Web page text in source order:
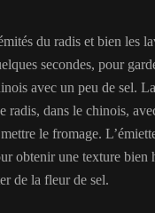
du radis et bien les
secondes, pour
avec un peu de sel.
radis, dans le chinois,
le fromage.
obtenir une texture bien
de la fleur de sel.